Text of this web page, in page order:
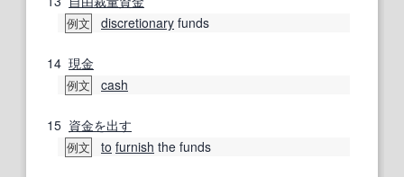
例文 discretionary funds
14 現金
例文 cash
15 資金を出す
例文 to furnish the funds